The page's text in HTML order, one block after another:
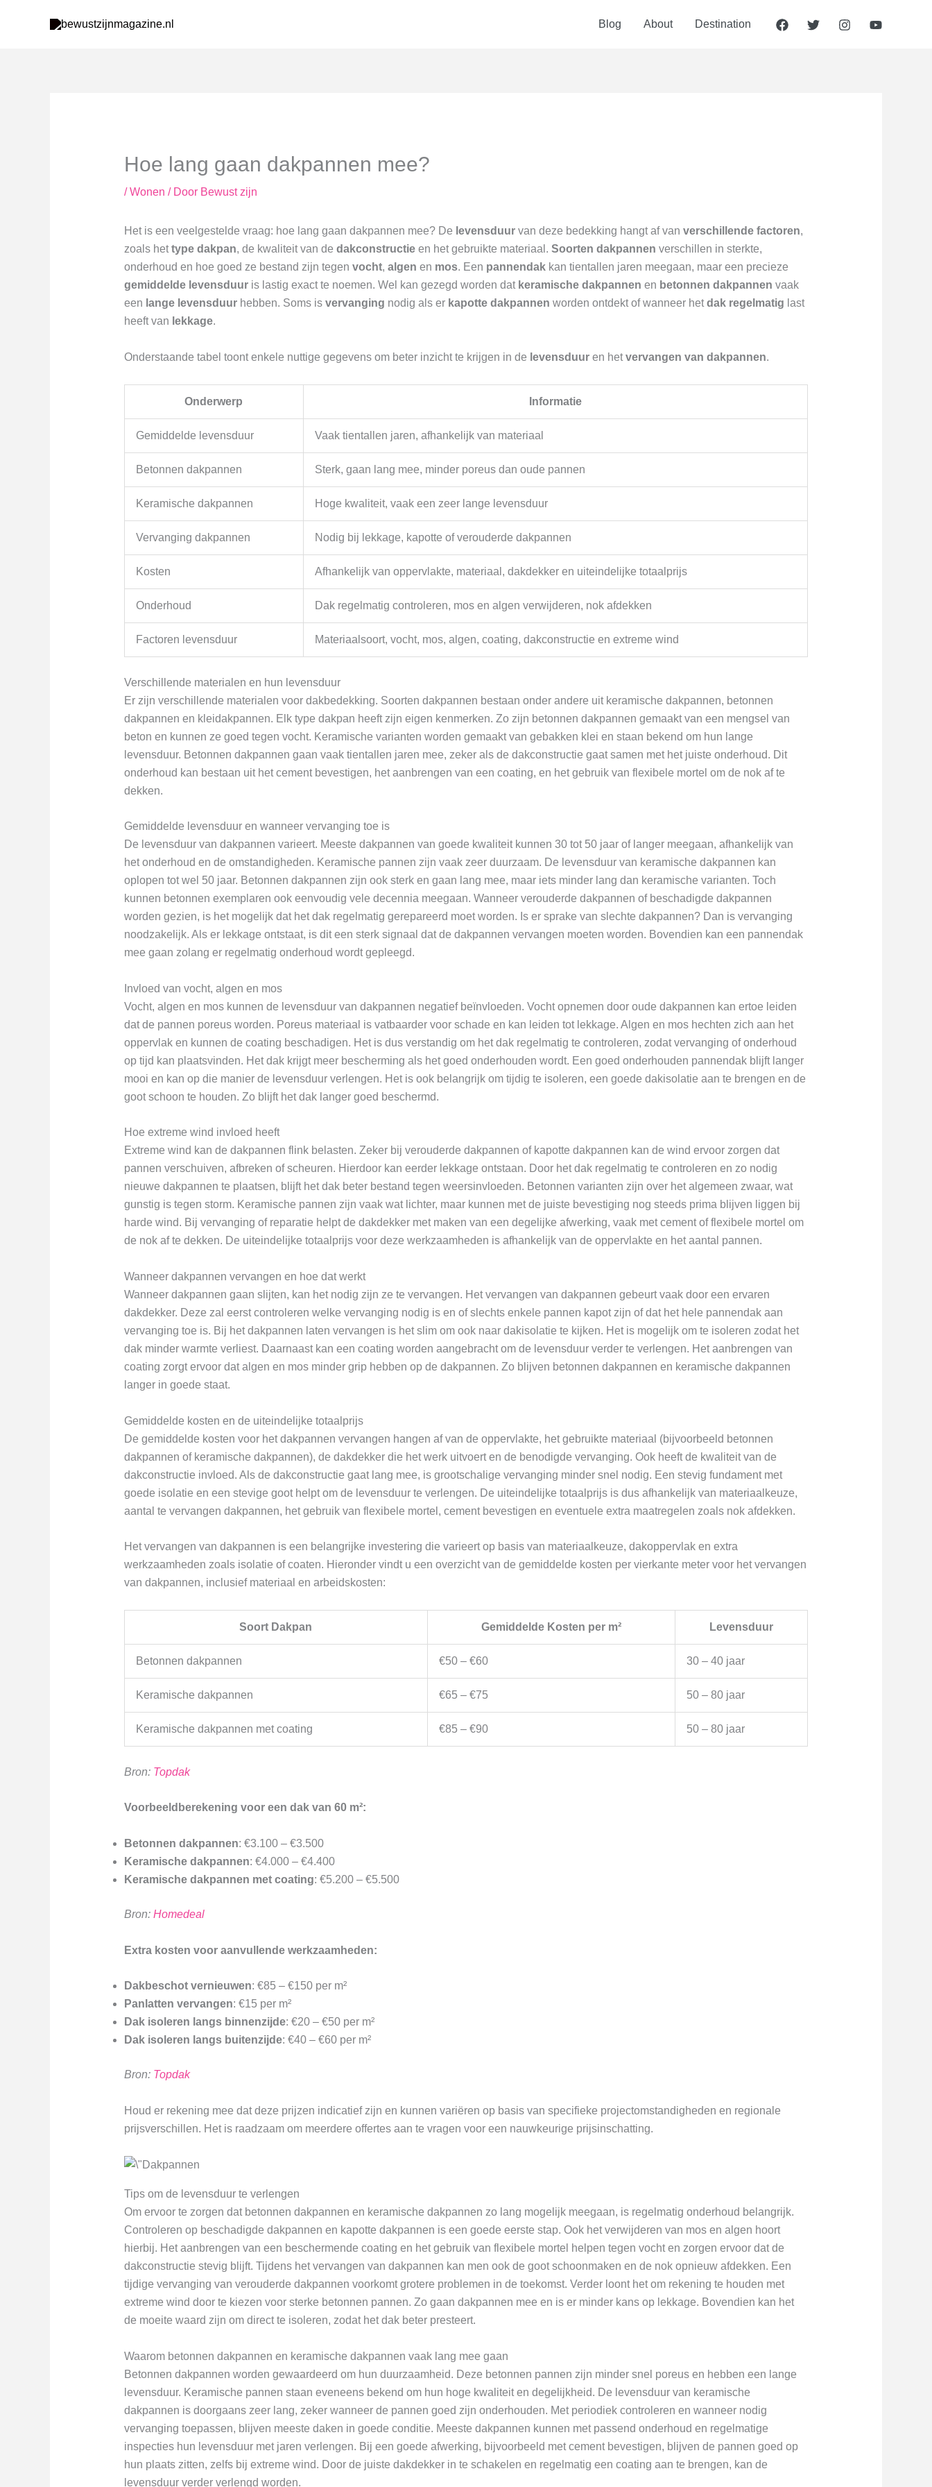
Blog About Destination
Hoe lang gaan dakpannen mee?
/Wonen / Door Bewust zijn
Het is een veelgestelde vraag: hoe lang gaan dakpannen mee? De levensduurvan deze bedekking hangt af van verschillende factoren,
zoals hettype dakpan, de kwaliteit van de dakconstructieen het gebruikte materiaal. Soorten dakpannen verschillen in sterkte,
onderhoud en hoe goed ze bestand zijn tegen vocht, algen en mos. Een pannendakkan tientallen jaren meegaan, maar een precieze
gemiddelde levensduuris lastig exact te noemen. Wel kan gezegd worden dat keramische dakpannen en betonnen dakpannen vaak
een lange levensduurhebben. Soms is vervanging nodig als er kapotte dakpannen worden ontdekt of wanneer hetdak regelmatig last
heeft van lekkage.
Onderstaande tabel toont enkele nuttige gegevens om beter inzicht te krijgen in de levensduuren hetvervangen van dakpannen.
Onderwerp Informatie
Gemiddelde levensduur Vaak tientallen jaren, afhankelijk van materiaal
Betonnen dakpannen Sterk, gaan lang mee, minder poreus dan oude pannen
Keramische dakpannen Hoge kwaliteit, vaak een zeer lange levensduur
Vervanging dakpannen Nodig bij lekkage, kapotte of verouderde dakpannen
Kosten Afhankelijk van oppervlakte, materiaal, dakdekker en uiteindelijke totaalprijs
Onderhoud Dak regelmatig controleren, mos en algen verwijderen, nok afdekken
Factoren levensduur Materiaalsoort, vocht, mos, algen, coating, dakconstructie en extreme wind
Verschillende materialen en hun levensduur
Er zijn verschillende materialen voor dakbedekking. Soorten dakpannen bestaan onder andere uit keramische dakpannen, betonnen
dakpannen en kleidakpannen. Elk type dakpan heeft zijn eigen kenmerken. Zo zijn betonnen dakpannen gemaakt van een mengsel van
beton en kunnen ze goed tegen vocht. Keramische varianten worden gemaakt van gebakken klei en staan bekend om hun lange
levensduur. Betonnen dakpannen gaan vaak tientallen jaren mee, zeker als de dakconstructie gaat samen met het juiste onderhoud. Dit
onderhoud kan bestaan uit het cement bevestigen, het aanbrengen van een coating, en het gebruik van flexibele mortel om de nok af te
dekken.
Gemiddelde levensduur en wanneer vervanging toe is
De levensduur van dakpannen varieert. Meeste dakpannen van goede kwaliteit kunnen 30 tot 50 jaar of langer meegaan, afhankelijk van
het onderhoud en de omstandigheden. Keramische pannen zijn vaak zeer duurzaam. De levensduur van keramische dakpannen kan
oplopen tot wel 50 jaar. Betonnen dakpannen zijn ook sterk en gaan lang mee, maar iets minder lang dan keramische varianten. Toch
kunnen betonnen exemplaren ook eenvoudig vele decennia meegaan. Wanneer verouderde dakpannen of beschadigde dakpannen
worden gezien, is het mogelijk dat het dak regelmatig gerepareerd moet worden. Is er sprake van slechte dakpannen? Dan is vervanging
noodzakelijk. Als er lekkage ontstaat, is dit een sterk signaal dat de dakpannen vervangen moeten worden. Bovendien kan een pannendak
mee gaan zolang er regelmatig onderhoud wordt gepleegd.
Invloed van vocht, algen en mos
Vocht, algen en mos kunnen de levensduur van dakpannen negatief beïnvloeden. Vocht opnemen door oude dakpannen kan ertoe leiden
dat de pannen poreus worden. Poreus materiaal is vatbaarder voor schade en kan leiden tot lekkage. Algen en mos hechten zich aan het
oppervlak en kunnen de coating beschadigen. Het is dus verstandig om het dak regelmatig te controleren, zodat vervanging of onderhoud
op tijd kan plaatsvinden. Het dak krijgt meer bescherming als het goed onderhouden wordt. Een goed onderhouden pannendak blijft langer
mooi en kan op die manier de levensduur verlengen. Het is ook belangrijk om tijdig te isoleren, een goede dakisolatie aan te brengen en de
goot schoon te houden. Zo blijft het dak langer goed beschermd.
Hoe extreme wind invloed heeft
Extreme wind kan de dakpannen flink belasten. Zeker bij verouderde dakpannen of kapotte dakpannen kan de wind ervoor zorgen dat
pannen verschuiven, afbreken of scheuren. Hierdoor kan eerder lekkage ontstaan. Door het dak regelmatig te controleren en zo nodig
nieuwe dakpannen te plaatsen, blijft het dak beter bestand tegen weersinvloeden. Betonnen varianten zijn over het algemeen zwaar, wat
gunstig is tegen storm. Keramische pannen zijn vaak wat lichter, maar kunnen met de juiste bevestiging nog steeds prima blijven liggen bij
harde wind. Bij vervanging of reparatie helpt de dakdekker met maken van een degelijke afwerking, vaak met cement of flexibele mortel om
de nok af te dekken. De uiteindelijke totaalprijs voor deze werkzaamheden is afhankelijk van de oppervlakte en het aantal pannen.
Wanneer dakpannen vervangen en hoe dat werkt
Wanneer dakpannen gaan slijten, kan het nodig zijn ze te vervangen. Het vervangen van dakpannen gebeurt vaak door een ervaren
dakdekker. Deze zal eerst controleren welke vervanging nodig is en of slechts enkele pannen kapot zijn of dat het hele pannendak aan
vervanging toe is. Bij het dakpannen laten vervangen is het slim om ook naar dakisolatie te kijken. Het is mogelijk om te isoleren zodat het
dak minder warmte verliest. Daarnaast kan een coating worden aangebracht om de levensduur verder te verlengen. Het aanbrengen van
coating zorgt ervoor dat algen en mos minder grip hebben op de dakpannen. Zo blijven betonnen dakpannen en keramische dakpannen
langer in goede staat.
Gemiddelde kosten en de uiteindelijke totaalprijs
De gemiddelde kosten voor het dakpannen vervangen hangen af van de oppervlakte, het gebruikte materiaal (bijvoorbeeld betonnen
dakpannen of keramische dakpannen), de dakdekker die het werk uitvoert en de benodigde vervanging. Ook heeft de kwaliteit van de
dakconstructie invloed. Als de dakconstructie gaat lang mee, is grootschalige vervanging minder snel nodig. Een stevig fundament met
goede isolatie en een stevige goot helpt om de levensduur te verlengen. De uiteindelijke totaalprijs is dus afhankelijk van materiaalkeuze,
aantal te vervangen dakpannen, het gebruik van flexibele mortel, cement bevestigen en eventuele extra maatregelen zoals nok afdekken.
Het vervangen van dakpannen is een belangrijke investering die varieert op basis van materiaalkeuze, dakoppervlak en extra
werkzaamheden zoals isolatie of coaten. Hieronder vindt u een overzicht van de gemiddelde kosten per vierkante meter voor het vervangen
van dakpannen, inclusief materiaal en arbeidskosten:
Soort Dakpan Gemiddelde Kosten per m² Levensduur
Betonnen dakpannen €50 – €60 30 – 40 jaar
Keramische dakpannen €65 – €75 50 – 80 jaar
Keramische dakpannen met coating €85 – €90 50 – 80 jaar
Bron: Topdak
Voorbeeldberekening voor een dak van 60 m²:
Betonnen dakpannen: €3.100 – €3.500
Keramische dakpannen: €4.000 – €4.400
Keramische dakpannen met coating: €5.200 – €5.500
Bron: Homedeal
Extra kosten voor aanvullende werkzaamheden:
Dakbeschot vernieuwen: €85 – €150 per m²
Panlatten vervangen: €15 per m²
Dak isoleren langs binnenzijde: €20 – €50 per m²
Dak isoleren langs buitenzijde: €40 – €60 per m²
Bron: Topdak
Houd er rekening mee dat deze prijzen indicatief zijn en kunnen variëren op basis van specifieke projectomstandigheden en regionale
prijsverschillen. Het is raadzaam om meerdere offertes aan te vragen voor een nauwkeurige prijsinschatting.
Tips om de levensduur te verlengen
Om ervoor te zorgen dat betonnen dakpannen en keramische dakpannen zo lang mogelijk meegaan, is regelmatig onderhoud belangrijk.
Controleren op beschadigde dakpannen en kapotte dakpannen is een goede eerste stap. Ook het verwijderen van mos en algen hoort
hierbij. Het aanbrengen van een beschermende coating en het gebruik van flexibele mortel helpen tegen vocht en zorgen ervoor dat de
dakconstructie stevig blijft. Tijdens het vervangen van dakpannen kan men ook de goot schoonmaken en de nok opnieuw afdekken. Een
tijdige vervanging van verouderde dakpannen voorkomt grotere problemen in de toekomst. Verder loont het om rekening te houden met
extreme wind door te kiezen voor sterke betonnen pannen. Zo gaan dakpannen mee en is er minder kans op lekkage. Bovendien kan het
de moeite waard zijn om direct te isoleren, zodat het dak beter presteert.
Waarom betonnen dakpannen en keramische dakpannen vaak lang mee gaan
Betonnen dakpannen worden gewaardeerd om hun duurzaamheid. Deze betonnen pannen zijn minder snel poreus en hebben een lange
levensduur. Keramische pannen staan eveneens bekend om hun hoge kwaliteit en degelijkheid. De levensduur van keramische
dakpannen is doorgaans zeer lang, zeker wanneer de pannen goed zijn onderhouden. Met periodiek controleren en wanneer nodig
vervanging toepassen, blijven meeste daken in goede conditie. Meeste dakpannen kunnen met passend onderhoud en regelmatige
inspecties hun levensduur met jaren verlengen. Bij een goede afwerking, bijvoorbeeld met cement bevestigen, blijven de pannen goed op
hun plaats zitten, zelfs bij extreme wind. Door de juiste dakdekker in te schakelen en regelmatig een coating aan te brengen, kan de
levensduur verder verlengd worden.